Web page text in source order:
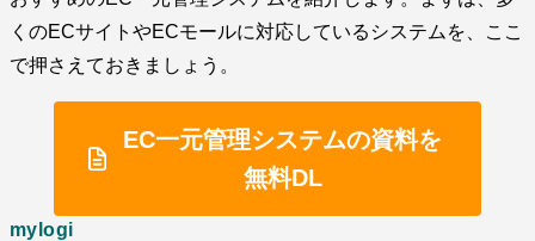
くのECサイトやECモールに対応しているシステムを、ここ
で押さえておきましょう。
EC一元管理システムの資料を
無料DL
mylogi